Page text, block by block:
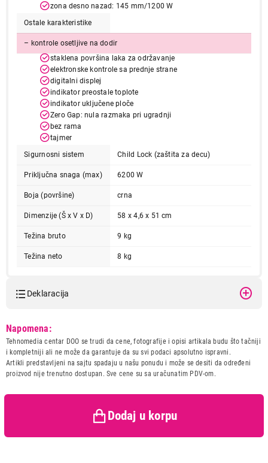
zona desno nazad: 145 mm/1200 W
Ostale karakteristike
– kontrole osetljive na dodir
staklena površina laka za održavanje
elektronske kontrole sa prednje strane
digitalni displej
indikator preostale toplote
indikator uključene ploče
Zero Gap: nula razmaka pri ugradnji
bez rama
tajmer
Sigurnosni sistem
Child Lock (zaštita za decu)
Priključna snaga (max) 6200 W
Boja (površine) crna
Dimenzije (Š x V x D) 58 x 4,6 x 51 cm
Težina bruto 9 kg
Težina neto 8 kg
Deklaracija
Naziv i vrsta robe:
UGRADNA PLOCA
Uvoznik:
Tehnomedia centar doo
Zemlja porekla:
Italija
kupaca po osnovu zakona o
Napomena:
Tehnomedia centar DOO se trudi da cene, fotografije i opisi artikala budu što tačniji
i kompletniji ali ne može da garantuje da su svi podaci apsolutno ispravni.
Artikli predstavljeni na sajtu spadaju u našu ponudu i može se desiti da određeni
proizvod nije trenutno dostupan. Sve cene su sa uračunatim PDV-om.
Dodaj u korpu
UGRADNE PLOČE
WHIRLPOOL AKT 8090/NE
Proizvod je dodat u korpu.
Ukupno u korpi:
Završi kupovinu